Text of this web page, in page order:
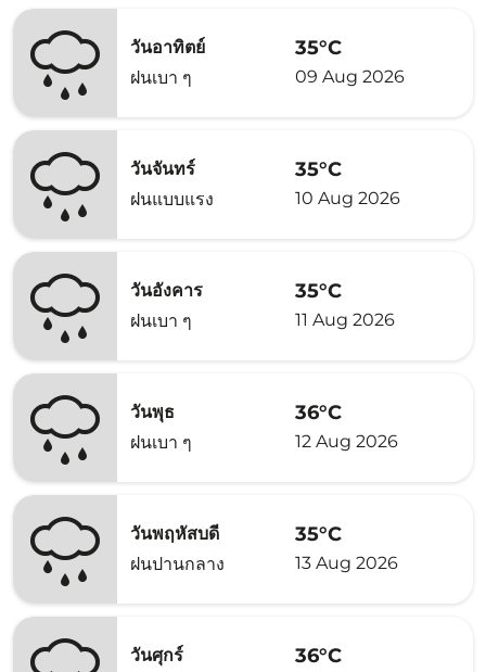
วันอาทิตย์
ฝนเบา ๆ
35°C
09 Aug 2026
วันจันทร์
ฝนแบบแรง
35°C
10 Aug 2026
วันอังคาร
ฝนเบา ๆ
35°C
11 Aug 2026
วันพุธ
ฝนเบา ๆ
36°C
12 Aug 2026
วันพฤหัสบดี
ฝนปานกลาง
35°C
13 Aug 2026
วันศุกร์
36°C